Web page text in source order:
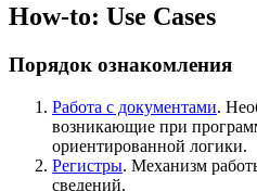
How-to: Use Cases
Порядок ознакомления
Работа с документами.
возникающие при
ориентированной логики.
Регистры. Механизм
сведений.